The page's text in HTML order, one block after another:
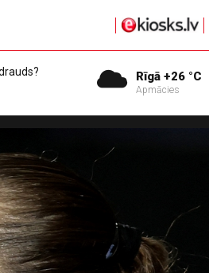
Rīgā +26 °C
Apmācies